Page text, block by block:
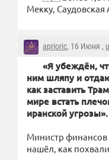
Мекку,
aprioric, 16 Июня ,
«Я убеждён,
ним шляпу и
как заставить
мире встать
иранской угрозы».
Министр
нашёл, как